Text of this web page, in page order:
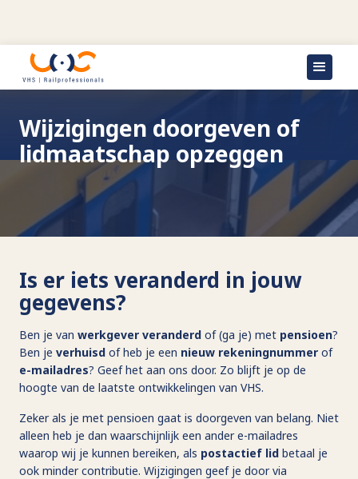
Wijzigingen doorgeven of
lidmaatschap opzeggen
Is er iets veranderd in jouw
gegevens?
Ben je van werkgever veranderd of (ga je) met pensioen?
Ben je verhuisd of heb je een nieuw rekeningnummer of
e-mailadres? Geef het aan ons door. Zo blijft je op de
hoogte van de laatste ontwikkelingen van VHS.
Zeker als je met pensioen gaat is doorgeven van belang. Niet
alleen heb je dan waarschijnlijk een ander e-mailadres
waarop wij je kunnen bereiken, als postactief lid betaal je
ook minder contributie. Wijzigingen geef je door via